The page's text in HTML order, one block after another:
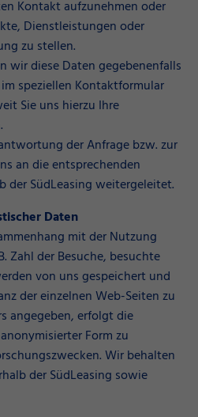
Kontakt aufzunehmen oder
Dienstleistungen oder
zu stellen.
wir diese Daten gegebenenfalls
speziellen Kontaktformular
Sie uns hierzu Ihre
der Anfrage bzw. zur
an die entsprechenden
der SüdLeasing weitergeleitet.
Daten
mit der Nutzung
Zahl der Besuche, besuchte
von uns gespeichert und
der einzelnen Web-Seiten zu
angegeben, erfolgt die
Form zu
Wir behalten
der SüdLeasing sowie